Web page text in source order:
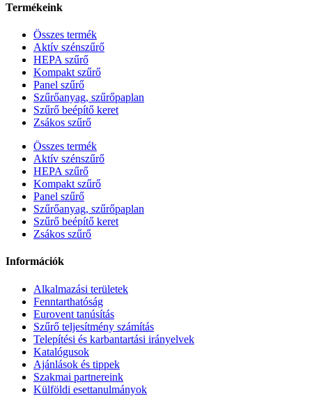
Termékeink
Összes termék
Aktív szénszűrő
HEPA szűrő
Kompakt szűrő
Panel szűrő
Szűrőanyag, szűrőpaplan
Szűrő beépítő keret
Zsákos szűrő
Összes termék
Aktív szénszűrő
HEPA szűrő
Kompakt szűrő
Panel szűrő
Szűrőanyag, szűrőpaplan
Szűrő beépítő keret
Zsákos szűrő
Információk
Alkalmazási területek
Fenntarthatóság
Eurovent tanúsítás
Szűrő teljesítmény számítás
Telepítési és karbantartási irányelvek
Katalógusok
Ajánlások és tippek
Szakmai partnereink
Külföldi esettanulmányok